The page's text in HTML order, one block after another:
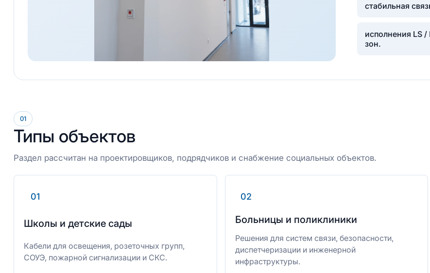
стабильная
исполнения LS /
зон.
01
Типы объектов
Раздел рассчитан на проектировщиков, подрядчиков и снабжение социальных объектов.
01
Школы и детские сады
Кабели для освещения, розеточных групп,
СОУЭ, пожарной сигнализации и СКС.
02
Больницы и поликлиники
Решения для систем связи, безопасности,
диспетчеризации и инженерной
инфраструктуры.